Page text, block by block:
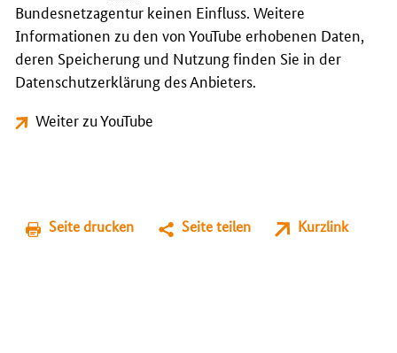
Bundesnetzagentur keinen Einfluss. Weitere
Informationen zu den von YouTube erhobenen Daten,
deren Speicherung und Nutzung finden Sie in der
Datenschutzerklärung des Anbieters.
Weiter zu YouTube
Seite drucken Seite teilen Kurzlink